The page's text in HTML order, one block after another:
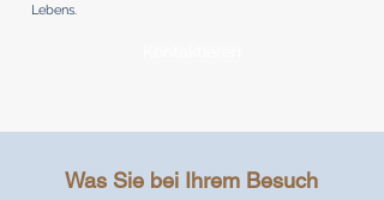
Lebens.
Was Sie bei Ihrem Besuch